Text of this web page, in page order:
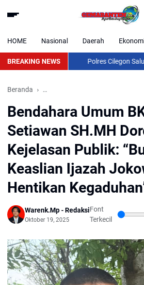
HOME Nasional Daerah
BREAKING NEWS Polres Cilegon
Beranda Bendahara Umum BKN Deni
Bendahara Umum
Setiawan SH.MH
Kejelasan Publik:
Keaslian Ijazah
Hentikan
Warenk.Mp - Redaksi
Oktober 19, 2025
Font
Terkecil